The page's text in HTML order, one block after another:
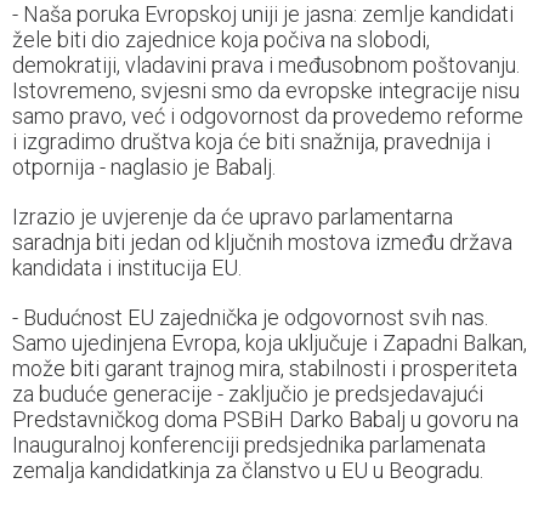
- Naša poruka Evropskoj uniji je jasna: zemlje kandidati
žele biti dio zajednice koja počiva na slobodi,
demokratiji, vladavini prava i međusobnom poštovanju.
Istovremeno, svjesni smo da evropske integracije nisu
samo pravo, već i odgovornost da provedemo reforme
i izgradimo društva koja će biti snažnija, pravednija i
otpornija - naglasio je Babalj.
Izrazio je uvjerenje da će upravo parlamentarna
saradnja biti jedan od ključnih mostova između država
kandidata i institucija EU.
- Budućnost EU zajednička je odgovornost svih nas.
Samo ujedinjena Evropa, koja uključuje i Zapadni Balkan,
može biti garant trajnog mira, stabilnosti i prosperiteta
za buduće generacije - zaključio je predsjedavajući
Predstavničkog doma PSBiH Darko Babalj u govoru na
Inauguralnoj konferenciji predsjednika parlamenata
zemalja kandidatkinja za članstvo u EU u Beogradu.